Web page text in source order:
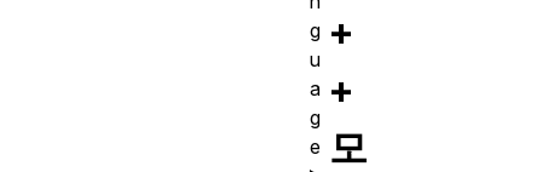
+
+
모
g
u
a
g
e